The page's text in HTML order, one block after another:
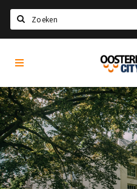
Home
Agenda
Nieuws
Eten
Drinken
Recreatief